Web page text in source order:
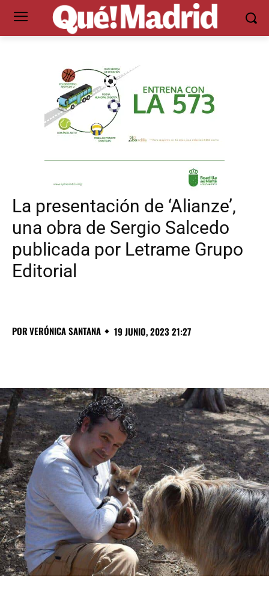
La presentación de ‘Alianze’,
una obra de Sergio Salcedo
publicada por Letrame Grupo
Editorial
PORVERÓNICA SANTANA 19 JUNIO, 2023 21:27